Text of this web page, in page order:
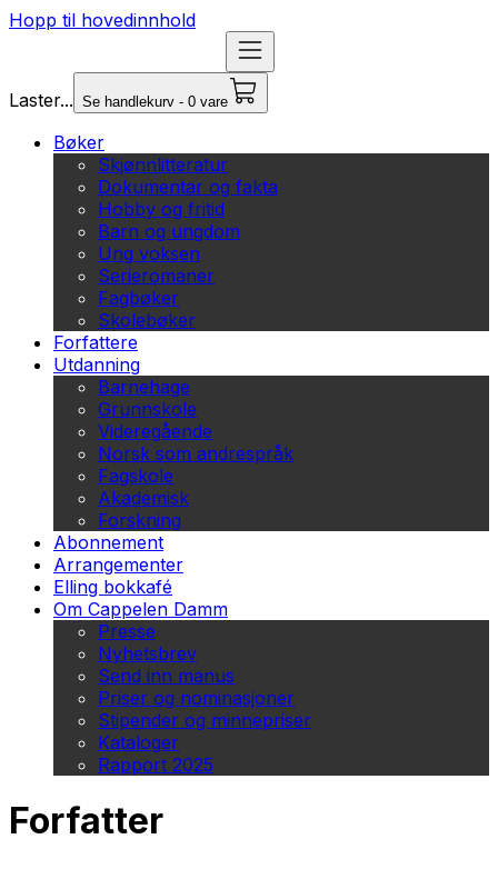
Hopp til hovedinnhold
Laster... Se handlekurv - 0 vare
Bøker
Skjønnlitteratur
Dokumentar og fakta
Hobby og fritid
Barn og ungdom
Ung voksen
Serieromaner
Fagbøker
Skolebøker
Forfattere
Utdanning
Barnehage
Grunnskole
Videregående
Norsk som andrespråk
Fagskole
Akademisk
Forskning
Abonnement
Arrangementer
Elling bokkafé
Om Cappelen Damm
Presse
Nyhetsbrev
Send inn manus
Priser og nominasjoner
Stipender og minnepriser
Kataloger
Rapport 2025
Forfatter